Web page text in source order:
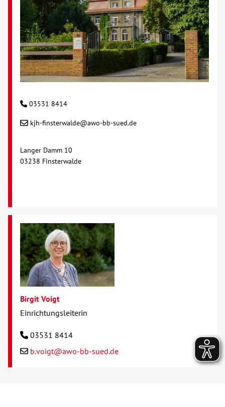
03531 8414
kjh-finsterwalde@awo-bb-sued.de
Langer Damm 10
03238 Finsterwalde
Birgit Voigt
Einrichtungsleiterin
03531 8414
b.voigt@awo-bb-sued.de